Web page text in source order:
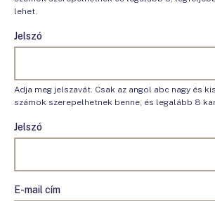
lehet.
Jelszó
Adja meg jelszavát. Csak az angol abc nagy és
számok szerepelhetnek benne, és legalább 8
Jelszó
E-mail cím